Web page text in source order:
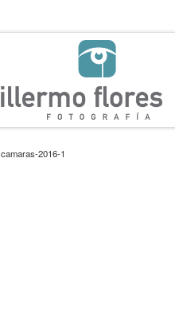
camaras-2016-1